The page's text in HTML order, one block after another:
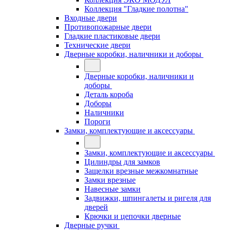
Коллекция "Гладкие полотна"
Входные двери
Противопожарные двери
Гладкие пластиковые двери
Технические двери
Дверные коробки, наличники и доборы
Дверные коробки, наличники и
доборы
Деталь короба
Доборы
Наличники
Пороги
Замки, комплектующие и аксессуары
Замки, комплектующие и аксессуары
Цилиндры для замков
Защелки врезные межкомнатные
Замки врезные
Навесные замки
Задвижки, шпингалеты и ригеля для
дверей
Крючки и цепочки дверные
Дверные ручки